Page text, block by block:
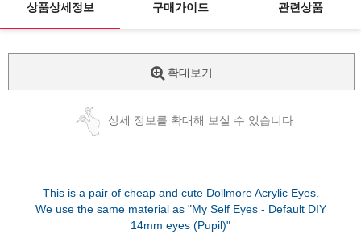
상품상세정보 구매가이드 관련상품
확대보기
상세 정보를 확대해 보실 수 있습니다
This is a pair of cheap and cute Dollmore Acrylic Eyes.
We use the same material as "My Self Eyes - Default DIY
14mm eyes (Pupil)"